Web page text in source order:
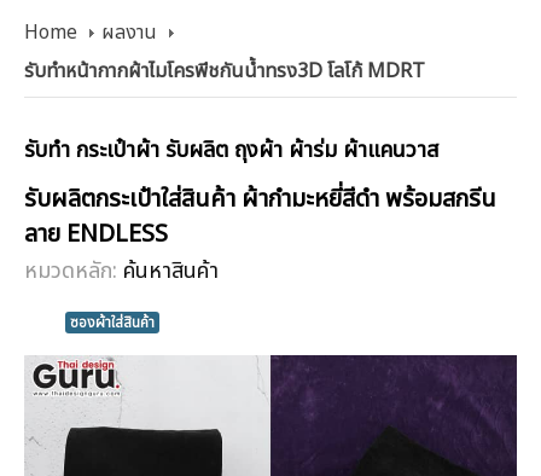
Home
ผลงาน
รับทำหน้ากากผ้าไมโครพีชกันน้ำทรง3D โลโก้ MDRT
รับทำ กระเป๋าผ้า รับผลิต ถุงผ้า ผ้าร่ม ผ้าแคนวาส
รับผลิตกระเป๋าใส่สินค้า ผ้ากำมะหยี่สีดำ พร้อมสกรีน
ลาย ENDLESS
หมวดหลัก: ค้นหาสินค้า
ซองผ้าใส่สินค้า